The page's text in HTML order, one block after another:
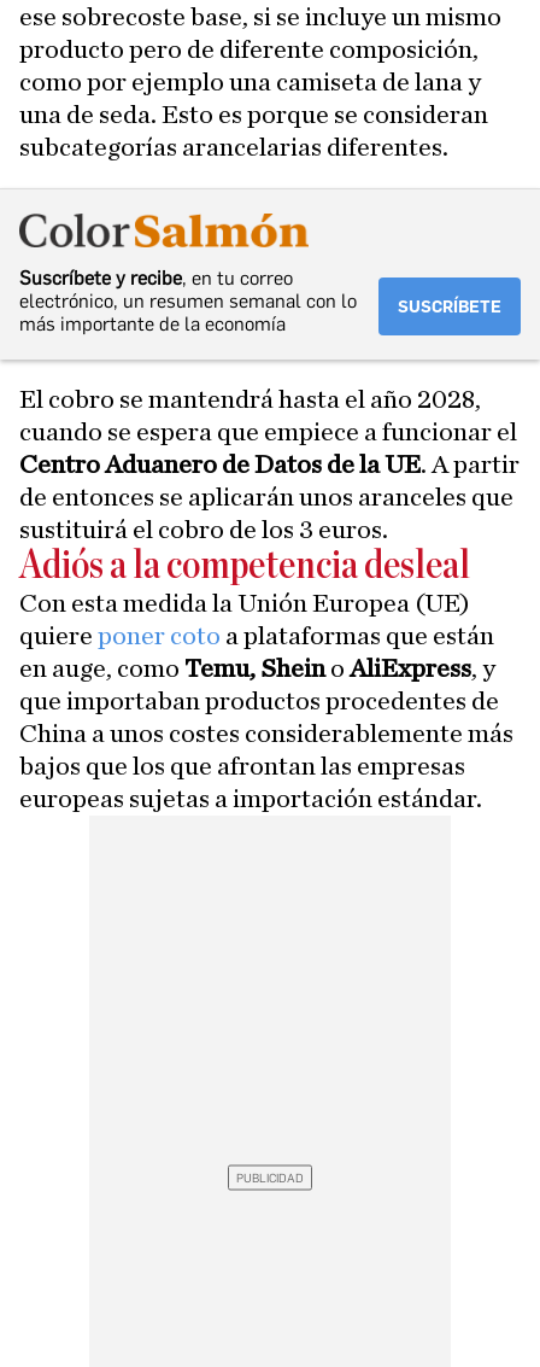
ese sobrecoste base, si se incluye un mismo
producto pero de diferente composición,
como por ejemplo una camiseta de lana y
una de seda. Esto es porque se consideran
subcategorías arancelarias diferentes.
Suscríbete y recibe, en tu correo
electrónico, un resumen semanal con lo
más importante de la economía
SUSCRÍBETE
El cobro se mantendrá hasta el año 2028,
cuando se espera que empiece a funcionar el
Centro Aduanero de Datos de la UE. A partir
de entonces se aplicarán unos aranceles que
sustituirá el cobro de los 3 euros.
Adiós a la competencia desleal
Con esta medida la Unión Europea (UE)
quiere poner coto a plataformas que están
en auge, como Temu, SheinoAliExpress, y
que importaban productos procedentes de
China a unos costes considerablemente más
bajos que los que afrontan las empresas
europeas sujetas a importación estándar.